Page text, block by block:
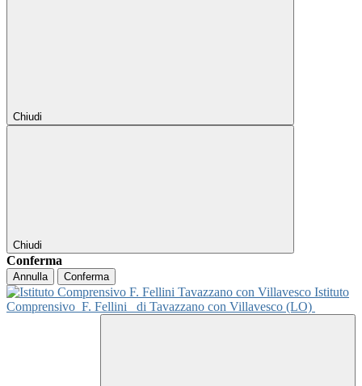
Chiudi
Chiudi
Conferma
Annulla Conferma
Istituto
Comprensivo F. Fellini di Tavazzano con Villavesco (LO)